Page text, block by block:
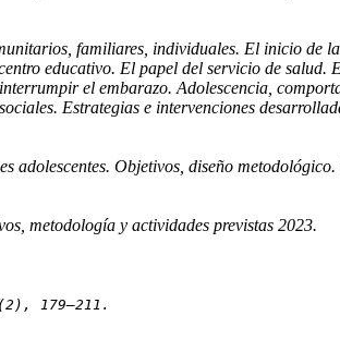
familiares, individuales. El inicio de
educativo. El papel del servicio de salud.
el embarazo. Adolescencia,
Estrategias e intervenciones
adolescentes. Objetivos, diseño metodológico.
metodología y actividades previstas 2023.
179–211.